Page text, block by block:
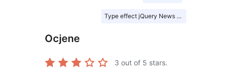
Type effect jQuery News ticker
Ocjene
3 out of 5 stars.